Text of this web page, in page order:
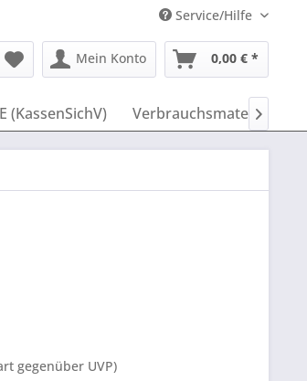
Service/Hilfe
Mein Konto 0,00 € *
(KassenSichV) Verbrauchsmaterial

gegenüber UVP)